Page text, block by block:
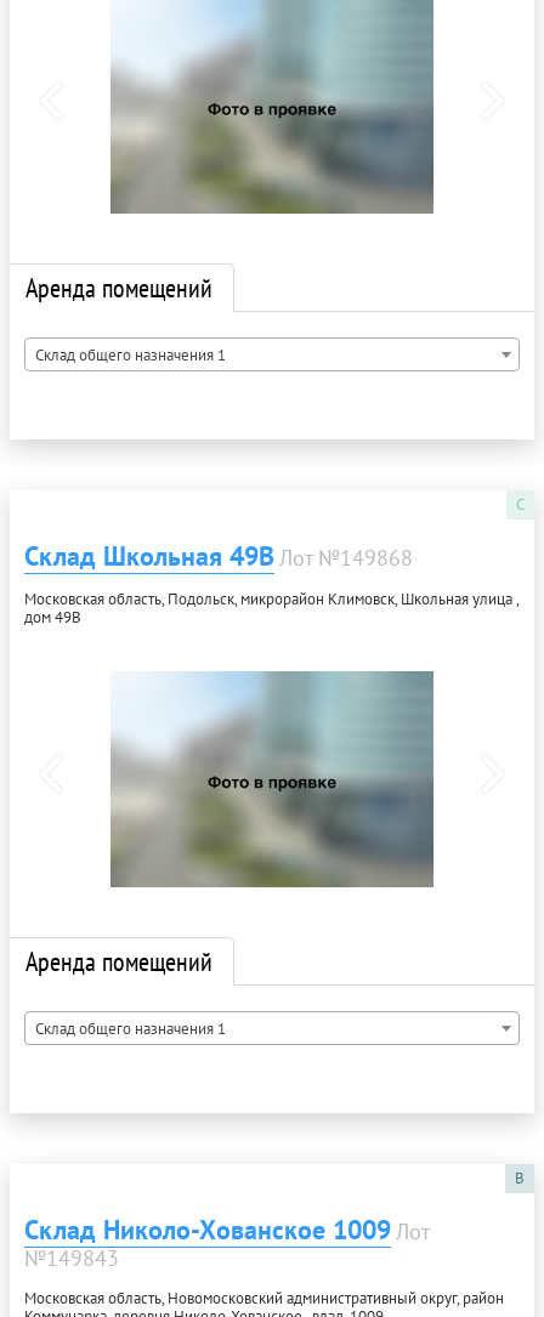
Аренда помещений
Склад общего назначения 1
C
Склад Школьная 49ВЛот №149868
Московская область, Подольск, микрорайон Климовск, Школьная улица ,
дом 49В
Аренда помещений
Склад общего назначения 1
B
Склад Николо-Хованское 1009Лот
№149843
Московская область, Новомосковский административный округ, район